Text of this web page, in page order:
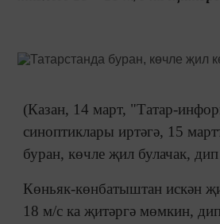
(Казан, 14 март, "Татар-
синоптиклары иртәгә, 15
буран, көчле җил булачак,
Көньяк-көнбатыштан искән
18 м/с ка җитәргә мөмкин,